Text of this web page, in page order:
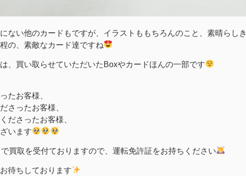
ない他のカードもですが、イラストももちろんのこと、素晴らしき
の、素敵なカード達ですね
、買い取らせていただいたBoxやカードほんの一部です
たお客様、
さったお客様、
ださったお客様、
います
買取を受付ておりますので、運転免許証をお持ちください
待ちしております